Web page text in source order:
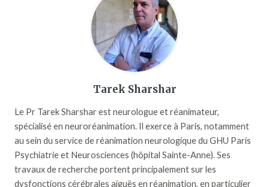
Tarek Sharshar
Le Pr Tarek Sharshar est neurologue et réanimateur,
spécialisé en neuroréanimation. Il exerce à Paris, notamment
au sein du service de réanimation neurologique du GHU Paris
Psychiatrie et Neurosciences (hôpital Sainte-Anne). Ses
travaux de recherche portent principalement sur les
dysfonctions cérébrales aiguës en réanimation, en particulier